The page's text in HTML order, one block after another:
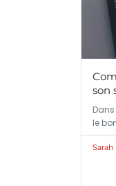
son
le
Sarah